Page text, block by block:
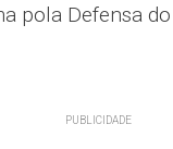
pola Defensa